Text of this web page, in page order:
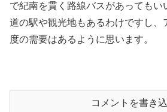
で紀南を貫く路線バスがあってもい
道の駅や観光地もあるわけですし、
度の需要はあるように思います。
コメントを書き